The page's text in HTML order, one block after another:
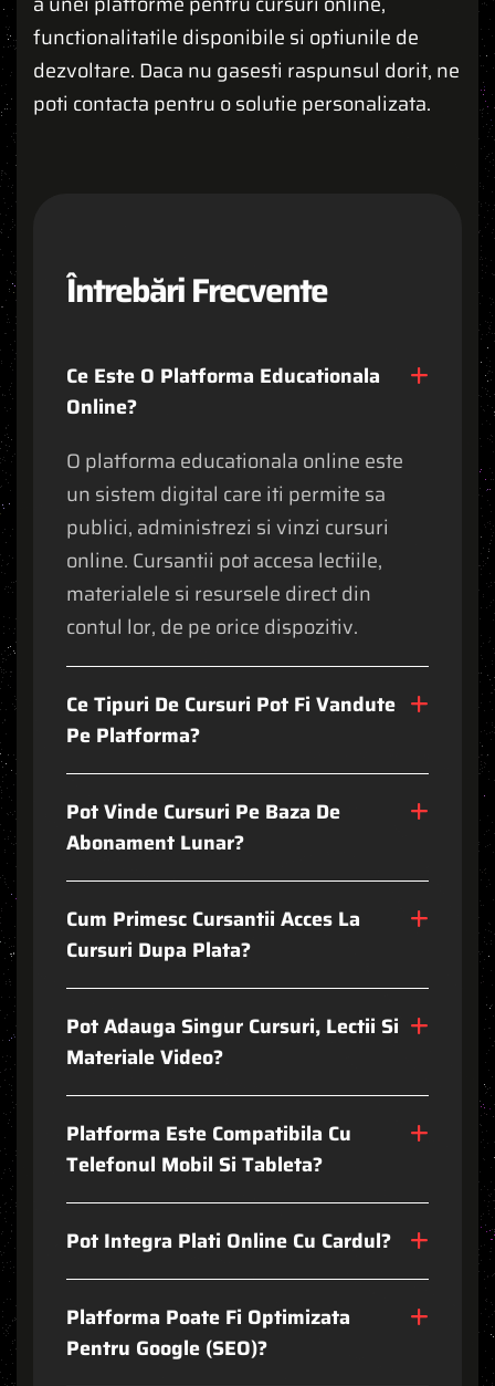
functionalitatile disponibile si optiunile de
dezvoltare. Daca nu gasesti raspunsul dorit, ne
poti contacta pentru o solutie personalizata.
ÎntrebăriFrecvente
CE ESTE O PLATFORMA EDUCATIONALA
ONLINE?
O platforma educationala online este
un sistem digital care iti permite sa
publici, administrezi si vinzi cursuri
online. Cursantii pot accesa lectiile,
materialele si resursele direct din
contul lor, de pe orice dispozitiv.
CETIPURI DE CURSURI POT FI VANDUTE
PE PLATFORMA?
POTVINDE CURSURI PE BAZA DE
ABONAMENT LUNAR?
CUM PRIMESC CURSANTII ACCES LA
CURSURI DUPA PLATA?
POTADAUGA SINGUR CURSURI, LECTII SI
MATERIALEVIDEO?
PLATFORMA ESTE COMPATIBILA CU
TELEFONUL MOBIL SI TABLETA?
POT INTEGRA PLATI ONLINE CU CARDUL?
PLATFORMA POATE FI OPTIMIZATA
PENTRU GOOGLE (SEO)?